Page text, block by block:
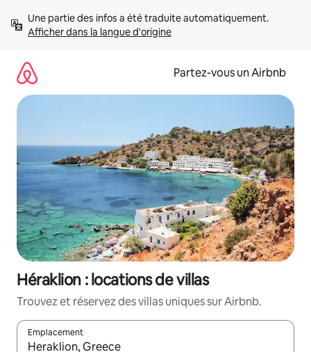
directement
Afficher dans la langue d'origine
Partez-vous un Airbnb
Héraklion : locations de villas
Trouvez et réservez des villas uniques sur Airbnb.
Emplacement
Quand les résultats sont affichés, parcourez-les en utilisant